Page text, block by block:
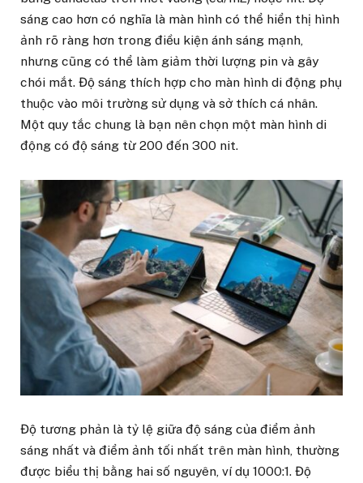
sáng cao hơn có nghĩa là màn hình có thể hiển thị hình
ảnh rõ ràng hơn trong điều kiện ánh sáng mạnh,
nhưng cũng có thể làm giảm thời lượng pin và gây
chói mắt. Độ sáng thích hợp cho màn hình di động phụ
thuộc vào môi trường sử dụng và sở thích cá nhân.
Một quy tắc chung là bạn nên chọn một màn hình di
động có độ sáng từ 200 đến 300 nit.
Độ tương phản là tỷ lệ giữa độ sáng của điểm ảnh
sáng nhất và điểm ảnh tối nhất trên màn hình, thường
được biểu thị bằng hai số nguyên, ví dụ 1000:1. Độ